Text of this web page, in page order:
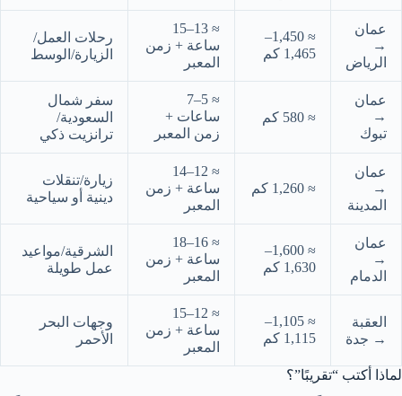
عمان
→
الرياض
≈ 1,450–
1,465 كم
≈ 13–15
ساعة + زمن
المعبر
رحلات العمل/
الزيارة/الوسط
عمان
→
تبوك
≈ 580 كم
≈ 5–7
ساعات +
زمن المعبر
سفر شمال
السعودية/
ترانزيت ذكي
عمان
→
المدينة
≈ 1,260 كم
≈ 12–14
ساعة + زمن
المعبر
زيارة/تنقلات
دينية أو سياحية
عمان
→
الدمام
≈ 1,600–
1,630 كم
≈ 16–18
ساعة + زمن
المعبر
الشرقية/مواعيد
عمل طويلة
العقبة
→ جدة
≈ 1,105–
1,115 كم
≈ 12–15
ساعة + زمن
المعبر
وجهات البحر
الأحمر
لماذا أكتب “تقريبًا”؟